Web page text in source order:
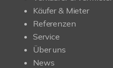
Käufer & Mieter
Referenzen
Service
Über uns
News